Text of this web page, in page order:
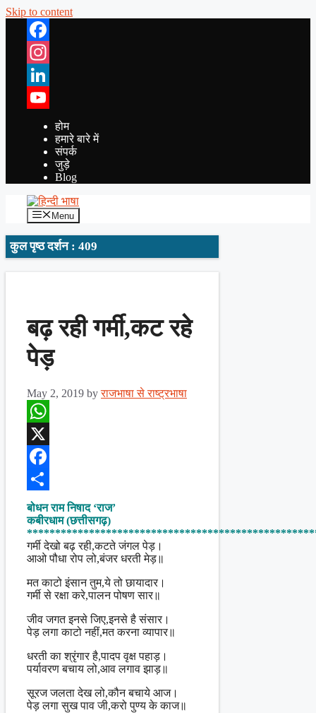
Skip to content
Facebook
Instagram
LinkedIn
YouTube
होम
हमारे बारे में
संपर्क
जुड़े
Blog
Menu
कुल पृष्ठ दर्शन : 409
बढ़ रही गर्मी,कट रहे
पेड़
May 2, 2019 byराजभाषा से राष्ट्रभाषा
WhatsApp
X
Facebook
Share
बोधन राम निषाद ‘राज’
कबीरधाम (छत्तीसगढ़)
गर्मी देखो बढ़ रही,कटते जंगल पेड़।
आओ पौधा रोप लो,बंजर धरती मेड़॥
मत काटो इंसान तुम,ये तो छायादार।
गर्मी से रक्षा करे,पालन पोषण सार॥
जीव जगत इनसे जिए,इनसे है संसार।
पेड़ लगा काटो नहीं,मत करना व्यापार॥
धरती का श्रृंगार है,पादप वृक्ष पहाड़।
पर्यावरण बचाय लो,आव लगाव झाड़॥
सूरज जलता देख लो,कौन बचाये आज।
पेड़ लगा सुख पाव जी,करो पुण्य के काज॥